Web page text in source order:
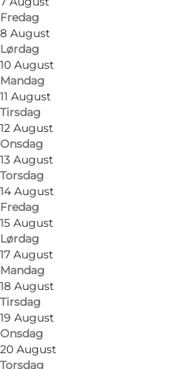
Fredag
8 August
Lørdag
10 August
Mandag
11 August
Tirsdag
12 August
Onsdag
13 August
Torsdag
14 August
Fredag
15 August
Lørdag
17 August
Mandag
18 August
Tirsdag
19 August
Onsdag
20 August
Torsdag
Foto